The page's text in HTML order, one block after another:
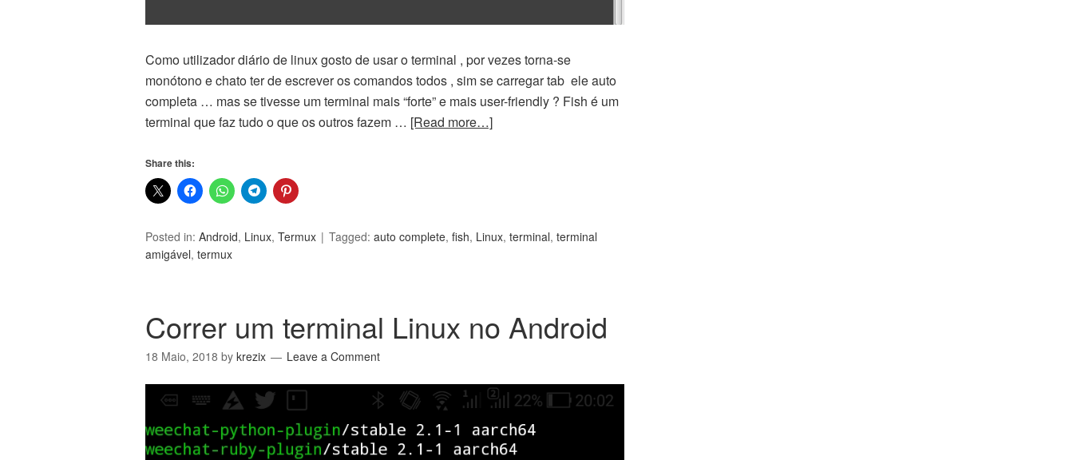
Como utilizador diário de linux gosto de usar o terminal , por vezes torna-se
monótono e chato ter de escrever os comandos todos , sim se carregar tab ele auto
completa … mas se tivesse um terminal mais “forte” e mais user-friendly ? Fish é um
terminal que faz tudo o que os outros fazem … [Read more…]
Share this:
Posted in: Android, Linux, Termux Tagged: auto complete, fish, Linux, terminal, terminal
amigável, termux
Correr um terminal Linux no Android
18 Maio, 2018 by krezix Leave a Comment